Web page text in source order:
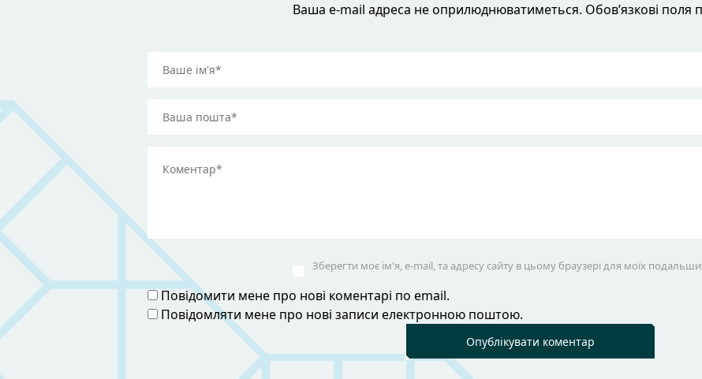
Ваша e-mail адреса не оприлюднюватиметься. Обов’язкові поля
Зберегти моє ім'я, e-mail, та адресу сайту в цьому браузері для моїх
Повідомити мене про нові коментарі по email.
Повідомляти мене про нові записи електронною поштою.